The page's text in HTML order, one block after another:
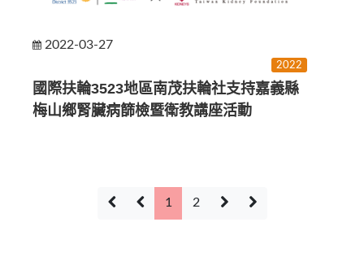
2022-03-27
2022
國際扶輪3523地區南茂扶輪社支持嘉義縣
梅山鄉腎臟病篩檢暨衛教講座活動
1 2